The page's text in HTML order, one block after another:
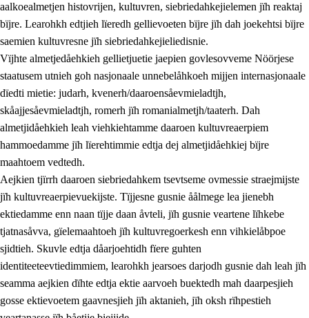
aalkoealmetjen histovrijen, kultuvren, siebriedahkejielemen jïh reaktaj
bïjre. Learohkh edtjieh lïeredh gellievoeten bïjre jïh dah joekehtsi bïjre
saemien kultuvresne jïh siebriedahkejieliedisnie.
Vïjhte almetjedåehkieh gellietjuetie jaepien govlesovveme Nöörjese
staatusem utnieh goh nasjonaale unnebelåhkoeh mijjen internasjonaale
dïedti mietie: judarh, kvenerh/daaroensåevmieladtjh,
skåajjesåevmieladtjh, romerh jïh romanialmetjh/taaterh. Dah
almetjidåehkieh leah viehkiehtamme daaroen kultuvreaerpiem
hammoedamme jïh lïerehtimmie edtja dej almetjidåehkiej bïjre
maahtoem vedtedh.
Aejkien tjïrrh daaroen siebriedahkem tsevtseme ovmessie straejmijste
jïh kultuvreaerpievuekijste. Tïjjesne gusnie åålmege lea jienebh
ektiedamme enn naan tïjje daan åvteli, jïh gusnie veartene lïhkebe
tjatnasåvva, gïelemaahtoeh jïh kultuvregoerkesh enn vihkielåbpoe
sjidtieh. Skuvle edtja dåarjoehtidh fïere guhten
identiteeteevtiedimmiem, learohkh jearsoes darjodh gusnie dah leah jïh
seamma aejkien dïhte edtja ektie aarvoeh buektedh mah daarpesjieh
gosse ektievoetem gaavnesjieh jïh aktanieh, jïh oksh rïhpestieh